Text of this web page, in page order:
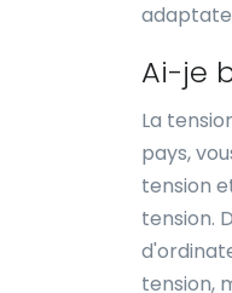
Ai-je
La
pays,
tension
tension.
tension,